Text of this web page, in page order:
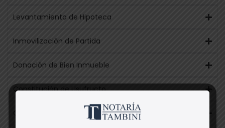
Levantamiento de Hipoteca
Inmovilización de Partida
Donación de Bien Inmueble
Constitución de Usufructo
Constitución de Hipoteca